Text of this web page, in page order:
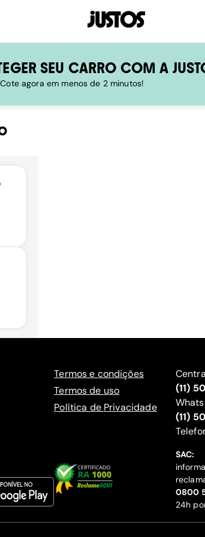
SEU CARRO COM A
agora em menos de 2 minutos!
Termos e condições
Termos de uso
Política de Privacidade
(11)
(11)
SAC:
‍0800
24h